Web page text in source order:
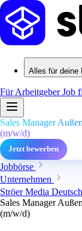
Alles für deine
Für ArbeitgeberJob
Sales Manager
(m/w/d)
Jetzt bewerben
Jobbörse
Unternehmen
Ströer Media
Sales Manager
(m/w/d)